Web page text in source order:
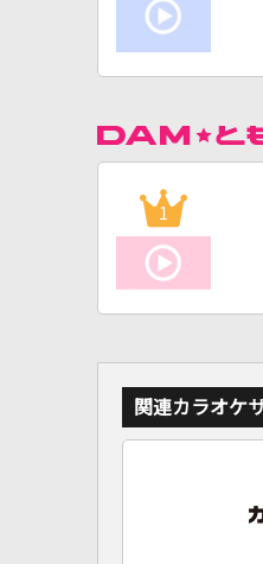
1
関連カラオケ